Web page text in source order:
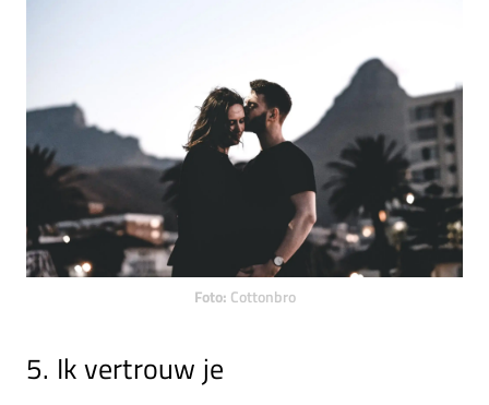
Foto: Cottonbro
5. Ik vertrouw je